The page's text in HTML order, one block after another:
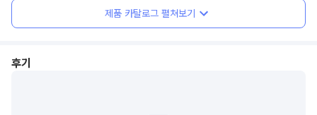
제품 카탈로그 펼쳐보기
후기